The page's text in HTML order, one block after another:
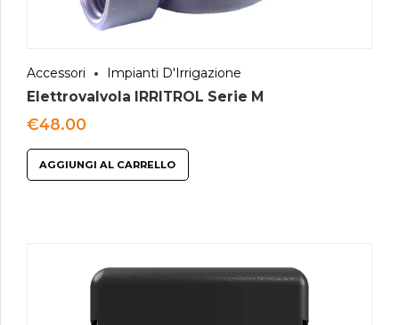
Accessori Impianti D'Irrigazione
Elettrovalvola IRRITROL Serie M
€48.00
AGGIUNGI AL CARRELLO